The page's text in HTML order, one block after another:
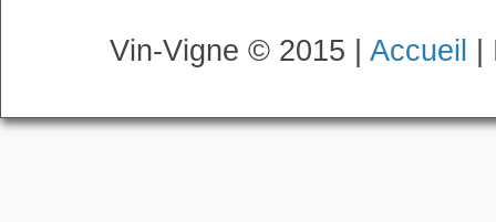
Vin-Vigne © 2015 | Accueil